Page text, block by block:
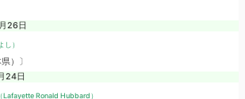
26日
し）
）〕
24日
（Lafayette Ronald Hubbard）